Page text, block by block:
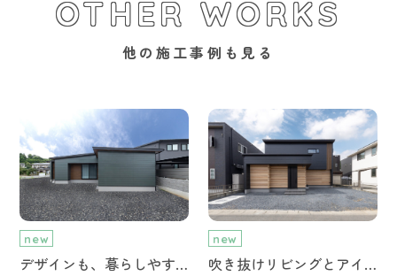
OTHER WORKS
他の施工事例も見る
new
デザインも、暮らしやすさも妥協しない。 津山市の快適スタイリッシュ平屋
new
吹き抜けリビングとアイアン手摺が映える、モダンな2階建て注文住宅